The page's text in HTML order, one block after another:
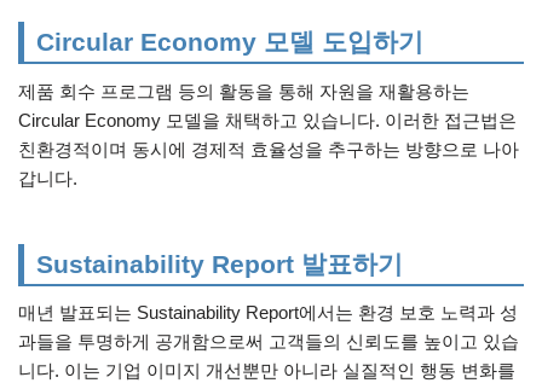
Circular Economy 모델 도입하기
제품 회수 프로그램 등의 활동을 통해 자원을 재활용하는
Circular Economy 모델을 채택하고 있습니다. 이러한 접근법은
친환경적이며 동시에 경제적 효율성을 추구하는 방향으로 나아
갑니다.
Sustainability Report 발표하기
매년 발표되는 Sustainability Report에서는 환경 보호 노력과 성
과들을 투명하게 공개함으로써 고객들의 신뢰도를 높이고 있습
니다. 이는 기업 이미지 개선뿐만 아니라 실질적인 행동 변화를